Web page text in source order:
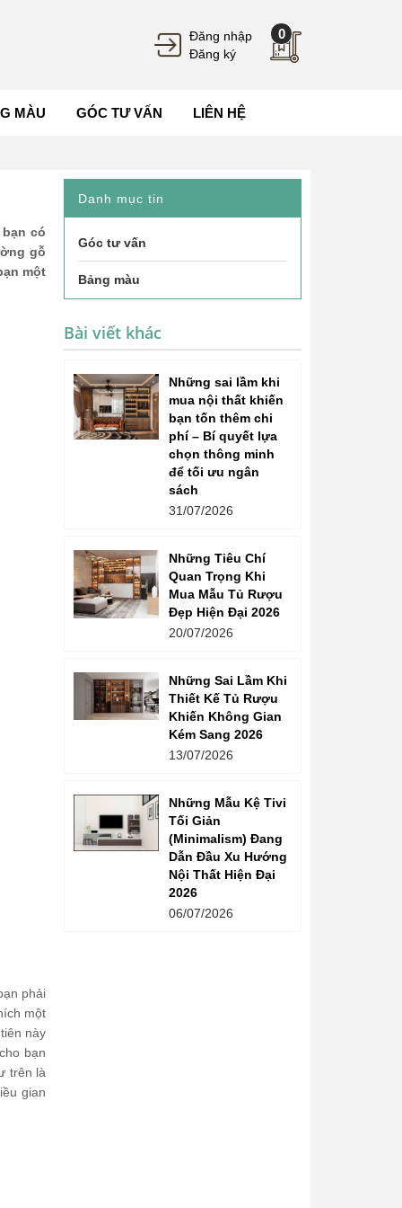
Đăng nhập
Đăng ký
0
MÀU GÓC TƯ VẤN LIÊN HỆ
có
gỗ
một
phải
một
này
bạn
trên là
gian
Danh mục tin
Góc tư vấn
Bảng màu
Bài viết khác
Những sai lầm khi
mua nội thất khiến
bạn tốn thêm chi
phí – Bí quyết lựa
chọn thông minh
để tối ưu ngân
sách
31/07/2026
Những Tiêu Chí
Quan Trọng Khi
Mua Mẫu Tủ Rượu
Đẹp Hiện Đại 2026
20/07/2026
Những Sai Lầm Khi
Thiết Kế Tủ Rượu
Khiến Không Gian
Kém Sang 2026
13/07/2026
Những Mẫu Kệ Tivi
Tối Giản
(Minimalism) Đang
Dẫn Đầu Xu Hướng
Nội Thất Hiện Đại
2026
06/07/2026